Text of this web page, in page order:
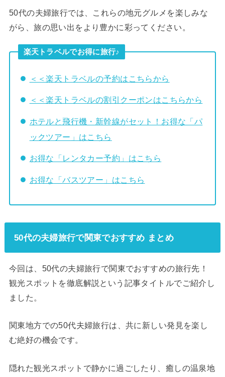
50代の夫婦旅行では、これらの地元グルメを楽しみな
がら、旅の思い出をより豊かに彩ってください。
楽天トラベルでお得に旅行♪
＜＜楽天トラベルの予約はこちらから
＜＜楽天トラベルの割引クーポンはこちらから
ホテルと飛行機・新幹線がセット！お得な「パ
ックツアー」はこちら
お得な「レンタカー予約」はこちら
お得な「バスツアー」はこちら
50代の夫婦旅行で関東でおすすめ まとめ
今回は、50代の夫婦旅行で関東でおすすめの旅行先！
観光スポットを徹底解説という記事タイトルでご紹介し
ました。
関東地方での50代夫婦旅行は、共に新しい発見を楽し
む絶好の機会です。
隠れた観光スポットで静かに過ごしたり、癒しの温泉地